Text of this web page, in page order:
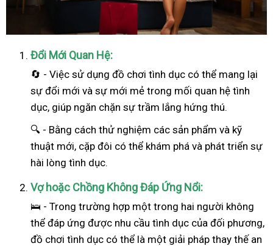
Đổi Mới Quan Hệ:
🔄 - Việc sử dụng đồ chơi tình dục có thể mang lại
sự đổi mới và sự mới mẻ trong mối quan hệ tình
dục, giúp ngăn chặn sự trầm lắng hứng thú.
🔍 - Bằng cách thử nghiệm các sản phẩm và kỹ
thuật mới, cặp đôi có thể khám phá và phát triển sự
hài lòng tình dục.
Vợ hoặc Chồng Không Đáp Ứng Nổi:
🛌 - Trong trường hợp một trong hai người không
thể đáp ứng được nhu cầu tình dục của đối phương,
đồ chơi tình dục có thể là một giải pháp thay thế an